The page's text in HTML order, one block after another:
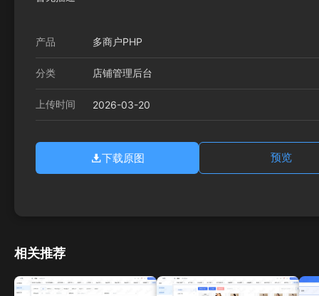
产品 多商户PHP
分类 店铺管理后台
上传时间 2026-03-20
下载原图 预览
相关推荐